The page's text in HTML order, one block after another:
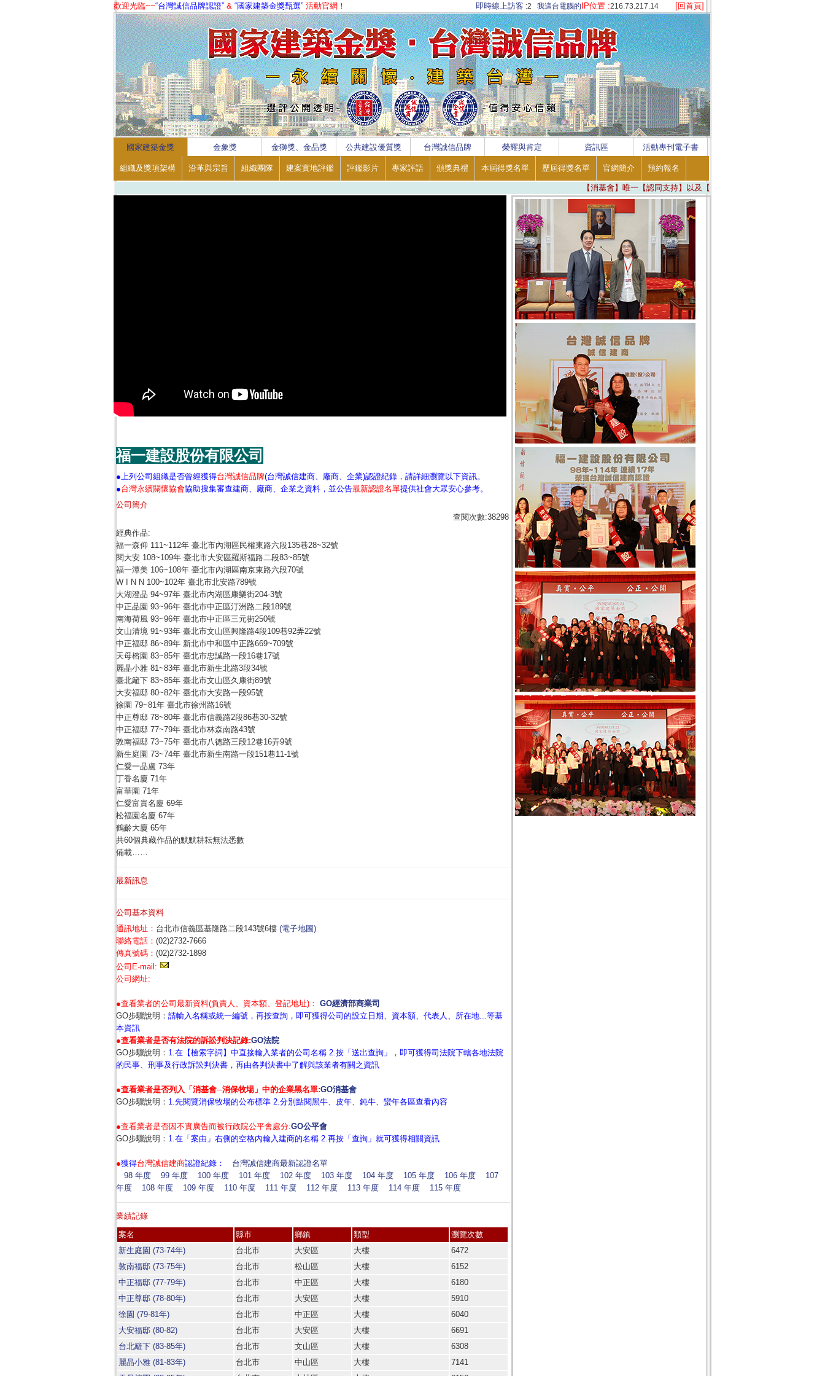
歡迎光臨~~“台灣誠信品牌認證” & “國家建築金獎甄選” 活動官網！ 即時線上訪客 :2 我這台電腦的 IP位置 :216.73.217.14
[回首頁]
1
2
3
4
國家建築金獎 金象獎 金獅獎、金品獎 公共建設優質獎 台灣誠信品牌 榮耀與肯定 資訊區 活動專刊電子書
組織及獎項架構 沿革與宗旨 組織團隊 建案實地評鑑 評鑑影片 專家評語 頒獎典禮 本屆得獎名單 歷屆得獎名單 官網簡介 預約報名
【消基會】唯一【認同支持】以及【購屋消費者】唯一【安心信賴】
福一建設股份有限公司
●上列公司組織是否曾經獲得台灣誠信品牌(台灣誠信建商、廠商、企業)認證紀錄，請詳細瀏覽以下資訊。
●台灣永續關懷協會協助搜集審查建商、廠商、企業之資料，並公告最新認證名單提供社會大眾安心參考。
公司簡介
查閱次數:38298
經典作品:
福一森仰 111~112年 臺北市內湖區民權東路六段135巷28~32號
閱大安 108~109年 臺北市大安區羅斯福路二段83~85號
福一潭美 106~108年 臺北市內湖區南京東路六段70號
W I N N 100~102年 臺北市北安路789號
大湖澄品 94~97年 臺北市內湖區康樂街204-3號
中正品園 93~96年 臺北市中正區汀洲路二段189號
南海荷風 93~96年 臺北市中正區三元街250號
文山清境 91~93年 臺北市文山區興隆路4段109巷92弄22號
中正福邸 86~89年 新北市中和區中正路669~709號
天母榕園 83~85年 臺北市忠誠路一段16巷17號
麗晶小雅 81~83年 臺北市新生北路3段34號
臺北籬下 83~85年 臺北市文山區久康街89號
大安福邸 80~82年 臺北市大安路一段95號
徐園 79~81年 臺北市徐州路16號
中正尊邸 78~80年 臺北市信義路2段86巷30-32號
中正福邸 77~79年 臺北市林森南路43號
敦南福邸 73~75年 臺北市八德路三段12巷16弄9號
新生庭園 73~74年 臺北市新生南路一段151巷11-1號
仁愛一品盧 73年
丁香名廈 71年
富華園 71年
仁愛富貴名廈 69年
松福園名廈 67年
鶴齡大廈 65年
共60個典藏作品的默默耕耘無法悉數
備載……
最新訊息
公司基本資料
通訊地址： 台北市信義區基隆路二段143號6樓 (電子地圖)
聯絡電話： (02)2732-7666
傳真號碼： (02)2732-1898
公司E-mail:
公司網址:
●查看業者的公司最新資料(負責人、資本額、登記地址)： GO經濟部商業司
GO步驟說明： 請輸入名稱或統一編號，再按查詢，即可獲得公司的設立日期、資本額、代表人、所在地...等基
本資訊
●查看業者是否有法院的訴訟判決記錄:GO法院
GO步驟說明： 1.在【檢索字詞】中直接輸入業者的公司名稱 2.按「送出查詢」，即可獲得司法院下轄各地法院
的民事、刑事及行政訴訟判決書，再由各判決書中了解與該業者有關之資訊
●查看業者是否列入「消基會─消保牧場」中的企業黑名單:GO消基會
GO步驟說明： 1.先閱覽消保牧場的公布標準 2.分別點閱黑牛、皮年、鈍牛、蠻年各區查看內容
●查看業者是否因不實廣告而被行政院公平會處分:GO公平會
GO步驟說明： 1.在「案由」右側的空格內輸入建商的名稱 2.再按「查詢」就可獲得相關資訊
●獲得台灣誠信建商認證紀錄：
台灣誠信建商最新認證名單
98 年度
99 年度 100 年度 101 年度 102 年度 103 年度 104 年度 105 年度 106 年度
107
年度
108 年度 109 年度 110 年度 111 年度 112 年度 113 年度 114 年度 115 年度
業績記錄
案名
縣市 鄉鎮 類型
瀏覽次數
新生庭園 (73-74年)
台北市 大安區 大樓
6472
敦南福邸 (73-75年)
台北市 松山區 大樓
6152
中正福邸 (77-79年)
台北市 中正區 大樓
6180
中正尊邸 (78-80年)
台北市 大安區 大樓
5910
徐園 (79-81年)
台北市 中正區 大樓
6040
大安福邸 (80-82)
台北市 大安區 大樓
6691
台北籬下 (83-85年)
台北市 文山區 大樓
6308
麗晶小雅 (81-83年)
台北市 中山區 大樓
7141